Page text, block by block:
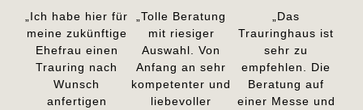
„Ich habe hier für
meine zukünftige
Ehefrau einen
Trauring nach
Wunsch
anfertigen
„Tolle Beratung
mit riesiger
Auswahl. Von
Anfang an sehr
kompetenter und
liebevoller
„Das
Trauringhaus ist
sehr zu
empfehlen. Die
Beratung auf
einer Messe und